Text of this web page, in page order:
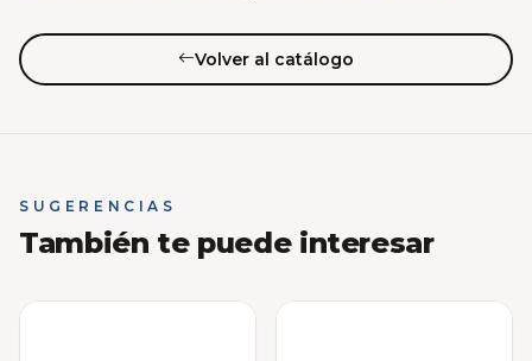
Volver al catálogo
SUGERENCIAS
También te puede interesar